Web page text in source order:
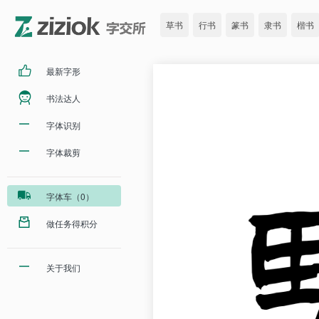
草书 行书 篆书 隶书 楷书
最新字形
书法达人
字体识别
字体裁剪
字体车（0）
做任务得积分
关于我们